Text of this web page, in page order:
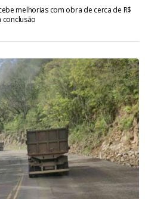
melhorias com obra de cerca de R$
conclusão